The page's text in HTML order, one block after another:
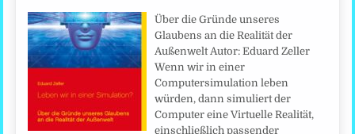
Über die Gründe unseres
Glaubens an die Realität der
Außenwelt Autor: Eduard Zeller
Wenn wir in einer
Computersimulation leben
würden, dann simuliert der
Computer eine Virtuelle Realität,
einschließlich passender